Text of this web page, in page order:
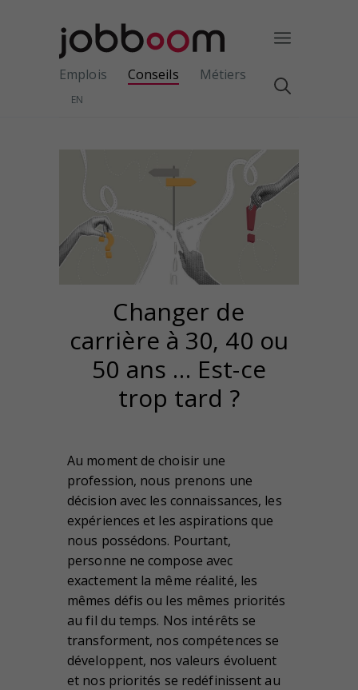
Emplois Conseils Métiers
EN
Changer de
carrière à 30, 40 ou
50 ans … Est-ce
trop tard ?
Au moment de choisir une
profession, nous prenons une
décision avec les connaissances, les
expériences et les aspirations que
nous possédons. Pourtant,
personne ne compose avec
exactement la même réalité, les
mêmes défis ou les mêmes priorités
au fil du temps. Nos intérêts se
transforment, nos compétences se
développent, nos valeurs évoluent
et nos priorités se redéfinissent au